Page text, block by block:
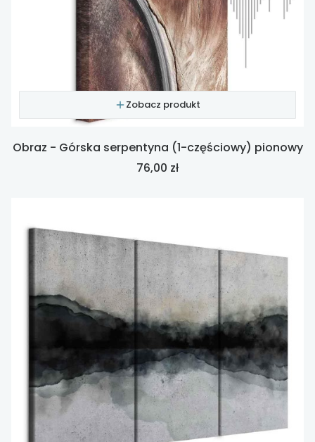
Zobacz produkt
Obraz - Górska serpentyna (1-częściowy) pionowy
Cena
76,00 zł